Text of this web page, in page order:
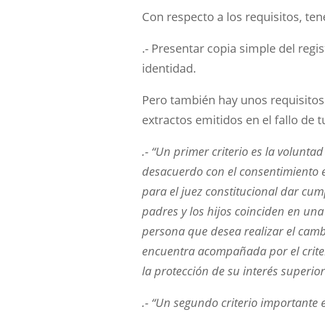
Con respecto a los requisitos,
.- Presentar copia simple del
identidad.
Pero también hay unos
extractos emitidos en el fallo de
.- “Un primer criterio es la
desacuerdo con el
para el juez constitucional dar
padres y los hijos coinciden en
persona que desea realizar el
encuentra acompañada por el
la protección de su interés
.- “Un segundo criterio importante